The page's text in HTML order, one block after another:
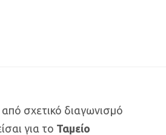
σχετικό διαγωνισμό
για το Ταμείο